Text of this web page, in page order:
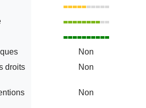
Non
droits
Non
Non